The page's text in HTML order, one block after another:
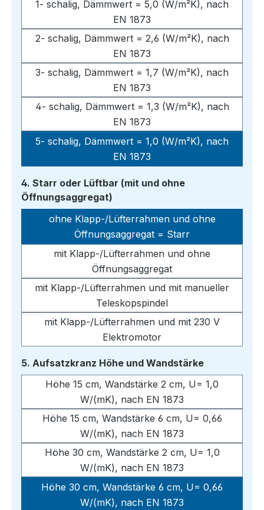
1- schalig, Dämmwert = 5,0 (W/m²K), nach
EN 1873
2- schalig, Dämmwert = 2,6 (W/m²K), nach
EN 1873
3- schalig, Dämmwert = 1,7 (W/m²K), nach
EN 1873
4- schalig, Dämmwert = 1,3 (W/m²K), nach
EN 1873
5- schalig, Dämmwert = 1,0 (W/m²K), nach
EN 1873
4. Starr oder Lüftbar (mit und ohne
Öffnungsaggregat)
ohne Klapp-/Lüfterrahmen und ohne
Öffnungsaggregat = Starr
mit Klapp-/Lüfterrahmen und ohne
Öffnungsaggregat
mit Klapp-/Lüfterrahmen und mit manueller
Teleskopspindel
mit Klapp-/Lüfterrahmen und mit 230 V
Elektromotor
5. Aufsatzkranz Höhe und Wandstärkeauswählen
Höhe 15 cm, Wandstärke 2 cm, U= 1,0
W/(mK), nach EN 1873
Höhe 15 cm, Wandstärke 6 cm, U= 0,66
W/(mK), nach EN 1873
Höhe 30 cm, Wandstärke 2 cm, U= 1,0
W/(mK), nach EN 1873
Höhe 30 cm, Wandstärke 6 cm, U= 0,66
W/(mK), nach EN 1873